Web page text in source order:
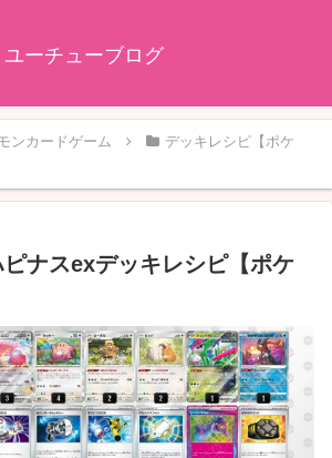
ユーチューブログ
ンカードゲーム
デッキレシピ【ポケ
ピナスexデッキレシピ【ポケ